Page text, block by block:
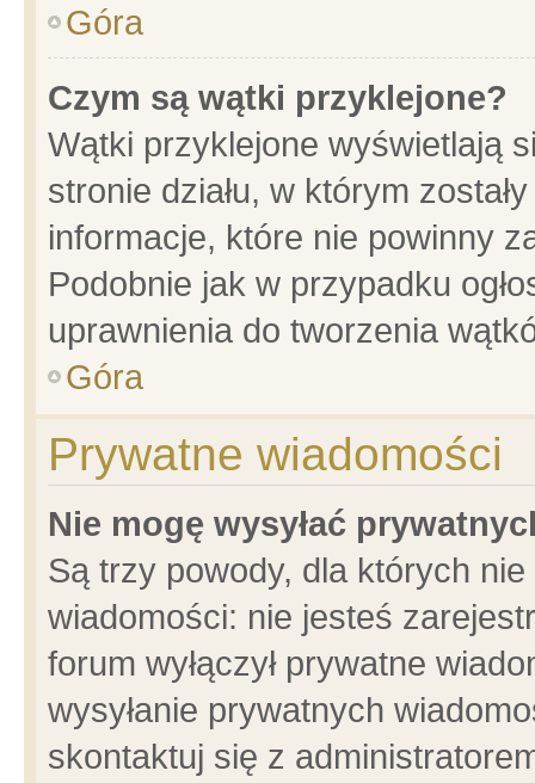
Góra
Czym są wątki przyklejone?
Wątki przyklejone wyświetlają
stronie działu, w którym
informacje, które nie powinny
Podobnie jak w przypadku
uprawnienia do tworzenia
Góra
Prywatne wiadomości
Nie mogę wysyłać
Są trzy powody, dla których
wiadomości: nie jesteś
forum wyłączył prywatne
wysyłanie prywatnych
skontaktuj się z